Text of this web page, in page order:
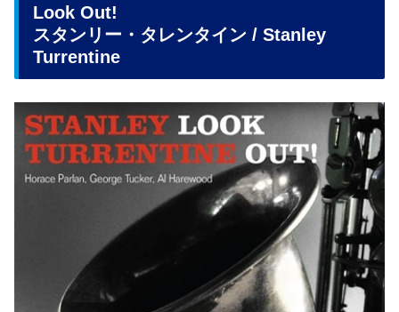
Look Out!
スタンリー・タレンタイン / Stanley
Turrentine